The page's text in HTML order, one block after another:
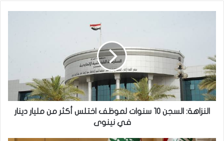
لموظف
اختلس
أكثر
من
مليار
دينار
النزاهة: السجن 10 سنوات لموظف اختلس أكثر من مليار دينار
في نينوى